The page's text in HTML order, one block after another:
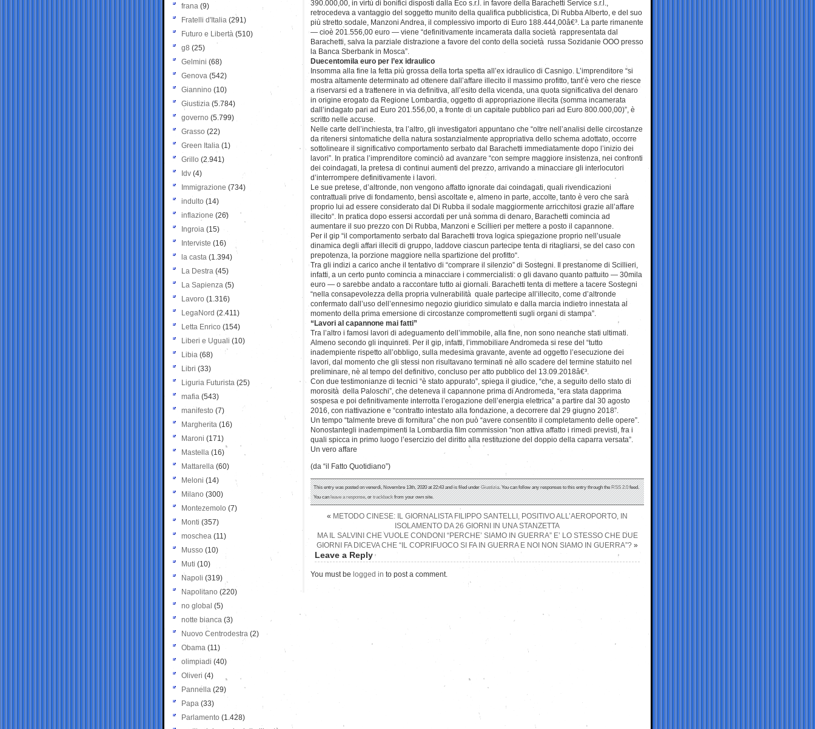
390.000,00, in virtù di bonifici disposti dalla Eco s.r.l. in favore della Barachetti Service s.r.l.,
retrocedeva a vantaggio del soggetto munito della qualifica pubblicistica, Di Rubba Alberto, e del suo
più stretto sodale, Manzoni Andrea, il complessivo importo di Euro 188.444,00â€³. La parte rimanente
— cioè 201.556,00 euro — viene “definitivamente incamerata dalla società rappresentata dal
Barachetti, salva la parziale distrazione a favore del conto della società russa Sozidanie OOO presso
la Banca Sberbank in Mosca”.
Duecentomila euro per l’ex idraulico
Insomma alla fine la fetta più grossa della torta spetta all’ex idraulico di Casnigo. L’imprenditore “si
mostra altamente determinato ad ottenere dall’affare illecito il massimo profitto, tant’è vero che riesce
a riservarsi ed a trattenere in via definitiva, all’esito della vicenda, una quota significativa del denaro
in origine erogato da Regione Lombardia, oggetto di appropriazione illecita (somma incamerata
dall’indagato pari ad Euro 201.556,00, a fronte di un capitale pubblico pari ad Euro 800.000,00)”, è
scritto nelle accuse.
Nelle carte dell’inchiesta, tra l’altro, gli investigatori appuntano che “oltre nell’analisi delle circostanze
da ritenersi sintomatiche della natura sostanzialmente appropriativa dello schema adottato, occorre
sottolineare il significativo comportamento serbato dal Barachetti immediatamente dopo l’inizio dei
lavori”. In pratica l’imprenditore cominciò ad avanzare “con sempre maggiore insistenza, nei confronti
dei coindagati, la pretesa di continui aumenti del prezzo, arrivando a minacciare gli interlocutori
d’interrompere definitivamente i lavori.
Le sue pretese, d’altronde, non vengono affatto ignorate dai coindagati, quali rivendicazioni
contrattuali prive di fondamento, bensì ascoltate e, almeno in parte, accolte, tanto è vero che sarà
proprio lui ad essere considerato dal Di Rubba il sodale maggiormente arricchitosi grazie all’affare
illecito“. In pratica dopo essersi accordati per una somma di denaro, Barachetti comincia ad
aumentare il suo prezzo con Di Rubba, Manzoni e Scillieri per mettere a posto il capannone.
Per il gip “il comportamento serbato dal Barachetti trova logica spiegazione proprio nell’usuale
dinamica degli affari illeciti di gruppo, laddove ciascun partecipe tenta di ritagliarsi, se del caso con
prepotenza, la porzione maggiore nella spartizione del profitto“.
Tra gli indizi a carico anche il tentativo di “comprare il silenzio” di Sostegni. Il prestanome di Scillieri,
infatti, a un certo punto comincia a minacciare i commercialisti: o gli davano quanto pattuito — 30mila
euro — o sarebbe andato a raccontare tutto ai giornali. Barachetti tenta di mettere a tacere Sostegni
“nella consapevolezza della propria vulnerabilità quale partecipe all’illecito, come d’altronde
confermato dall’uso dell’ennesimo negozio giuridico simulato e dalla marcia indietro innestata al
momento della prima emersione di circostanze compromettenti sugli organi di stampa”.
“Lavori al capannone mai fatti”
Tra l’altro i famosi lavori di adeguamento dell’immobile, alla fine, non sono neanche stati ultimati.
Almeno secondo gli inquinreti. Per il gip, infatti, l’immobiliare Andromeda si rese del “tutto
inadempiente rispetto all’obbligo, sulla medesima gravante, avente ad oggetto l’esecuzione dei
lavori, dal momento che gli stessi non risultavano terminati nè allo scadere del termine statuito nel
preliminare, nè al tempo del definitivo, concluso per atto pubblico del 13.09.2018â€³.
Con due testimonianze di tecnici “è stato appurato”, spiega il giudice, “che, a seguito dello stato di
morosità della Paloschi”, che deteneva il capannone prima di Andromeda, “era stata dapprima
sospesa e poi definitivamente interrotta l’erogazione dell’energia elettrica” a partire dal 30 agosto
2016, con riattivazione e “contratto intestato alla fondazione, a decorrere dal 29 giugno 2018”.
Un tempo “talmente breve di fornitura” che non può “avere consentito il completamento delle opere”.
Nonostantegli inadempimenti la Lombardia film commission “non attiva affatto i rimedi previsti, fra i
quali spicca in primo luogo l’esercizio del diritto alla restituzione del doppio della caparra versata”.
Un vero affare
(da “il Fatto Quotidiano”)
This entry was posted on venerdì, Novembre 13th, 2020 at 22:43 and is filed underGiustizia. You can follow any responses to this entry through theRSS 2.0feed.
You canleave a response, ortrackbackfrom your own site.
« METODO CINESE: IL GIORNALISTA FILIPPO SANTELLI, POSITIVO ALL’AEROPORTO, IN
ISOLAMENTO DA 26 GIORNI IN UNA STANZETTA
MA IL SALVINI CHE VUOLE CONDONI “PERCHE’ SIAMO IN GUERRA” E’ LO STESSO CHE DUE
GIORNI FA DICEVA CHE “IL COPRIFUOCO SI FA IN GUERRA E NOI NON SIAMO IN GUERRA”? »
Leave a Reply
You must be logged in to post a comment.
frana (9)
Fratelli d'Italia (291)
Futuro e Libertà (510)
g8 (25)
Gelmini (68)
Genova (542)
Giannino (10)
Giustizia (5.784)
governo (5.799)
Grasso (22)
Green Italia (1)
Grillo (2.941)
Idv (4)
Immigrazione (734)
indulto (14)
inflazione (26)
Ingroia (15)
Interviste (16)
la casta (1.394)
La Destra (45)
La Sapienza (5)
Lavoro (1.316)
LegaNord (2.411)
Letta Enrico (154)
Liberi e Uguali (10)
Libia (68)
Libri (33)
Liguria Futurista (25)
mafia (543)
manifesto (7)
Margherita (16)
Maroni (171)
Mastella (16)
Mattarella (60)
Meloni (14)
Milano (300)
Montezemolo (7)
Monti (357)
moschea (11)
Musso (10)
Muti (10)
Napoli (319)
Napolitano (220)
no global (5)
notte bianca (3)
Nuovo Centrodestra (2)
Obama (11)
olimpiadi (40)
Oliveri (4)
Pannella (29)
Papa (33)
Parlamento (1.428)